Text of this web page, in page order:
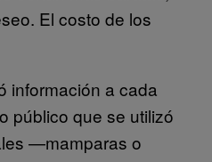
El costo de los
información a cada
público que se utilizó
—mamparas o